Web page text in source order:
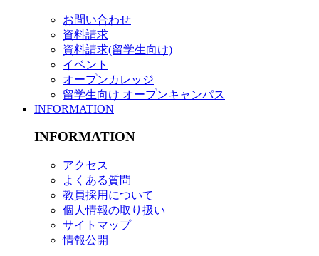
お問い合わせ
資料請求
資料請求(留学生向け)
イベント
オープンカレッジ
留学生向け オープンキャンパス
INFORMATION
INFORMATION
アクセス
よくある質問
教員採用について
個人情報の取り扱い
サイトマップ
情報公開